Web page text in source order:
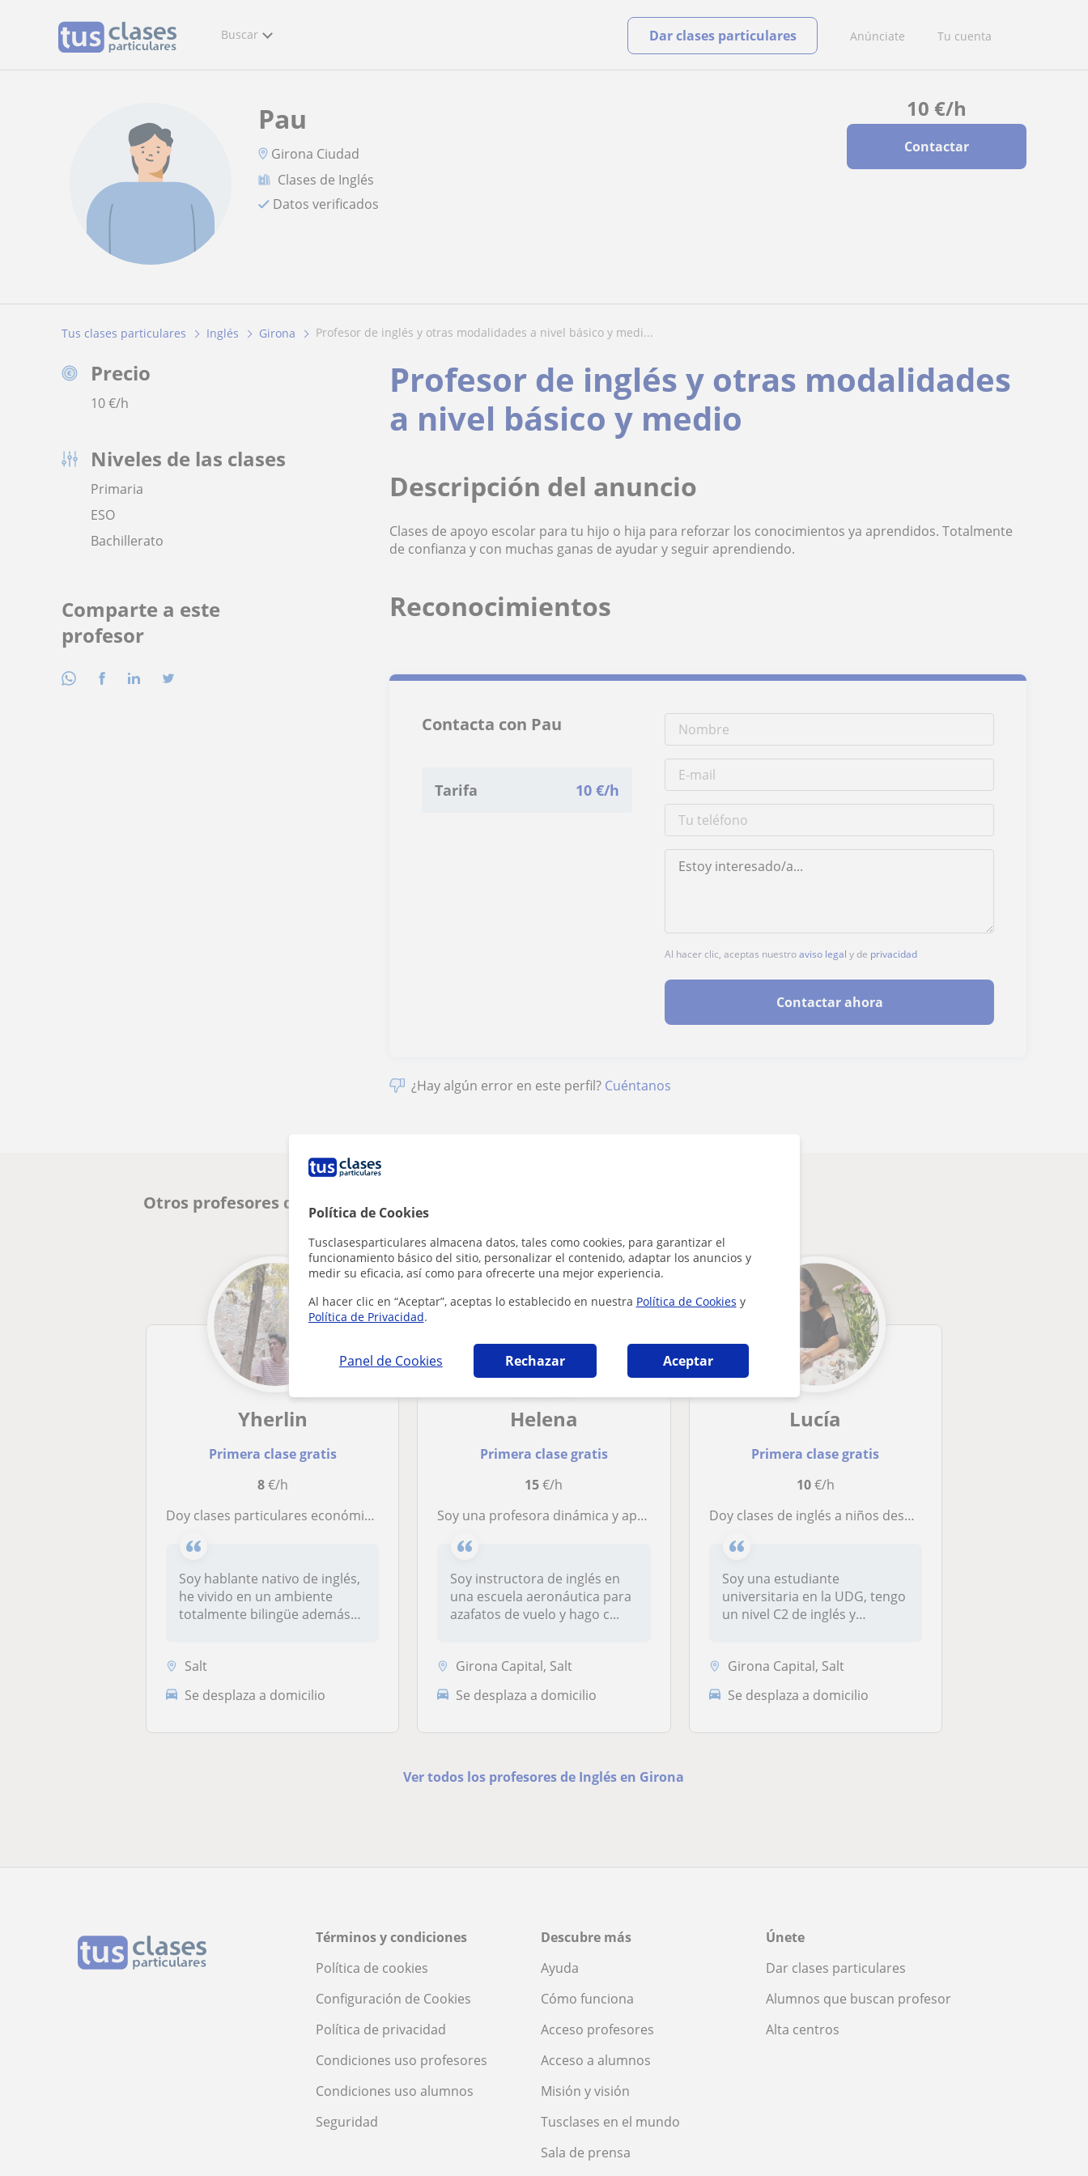
Política de Cookies
Tusclasesparticulares almacena datos, tales como cookies, para garantizar el
funcionamiento básico del sitio, personalizar el contenido, adaptar los anuncios y
medir su eficacia, así como para ofrecerte una mejor experiencia.
Al hacer clic en “Aceptar”, aceptas lo establecido en nuestra Política de Cookies y
Política de Privacidad.
Panel de Cookies Rechazar Aceptar
Buscar Anúnciate Tu cuenta
Dar clases particulares
10 €/h
Contactar
Pau
Girona Ciudad
Clases de Inglés
Datos verificados
Tus clases particulares Inglés Girona profesor de inglés y otras modalidades a nivel básico y medi...
Precio
10€/h
Niveles de las clases
Primaria
ESO
Bachillerato
Comparte a este
profesor
Profesor de inglés y otras modalidades
a nivel básico y medio
Descripción del anuncio
Clases de apoyo escolar para tu hijo o hija para reforzar los conocimientos ya aprendidos. Totalmente
de confianza y con muchas ganas de ayudar y seguir aprendiendo.
Reconocimientos
Contacta con Pau
Tarifa 10 €/h
Al hacer clic, aceptas nuestroaviso legal y de privacidad
Contactar ahora
¿Hay algún error en este perfil? Cuéntanos
Otros profesores de Inglés en Girona que pueden interesarte
Yherlin
Primera clase gratis
8€/h
Doy clases particulares económicas de inglés, soy hablante nativo de inglés
Soy hablante nativo de inglés,
he vivido en un ambiente
totalmente bilingüe además
Salt
Se desplaza a domicilio
Helena
Primera clase gratis
15€/h
Soy una profesora dinámica y apasionada con lo que hace. Yo también fui alumna de inglés e intento adaptarme a las necesidades y a la manera de aprender de mis alumnos.
Soy instructora de inglés en
una escuela aeronáutica para
azafatos de vuelo y hago c...
Girona Capital, Salt
Se desplaza a domicilio
Lucía
Primera clase gratis
10€/h
Doy clases de inglés a niños desde primaria hasta bachillerato en Girona
Soy una estudiante
universitaria en la UDG, tengo
un nivel C2 de inglés y
Girona Capital, Salt
Se desplaza a domicilio
Ver todos los profesores de Inglés en Girona
Términos y condiciones
Política de cookies
Configuración de Cookies
Política de privacidad
Condiciones uso profesores
Condiciones uso alumnos
Seguridad
Descubre más
Ayuda
Cómo funciona
Acceso profesores
Acceso a alumnos
Misión y visión
Tusclases en el mundo
Sala de prensa
Únete
Dar clases particulares
Alumnos que buscan profesor
Alta centros